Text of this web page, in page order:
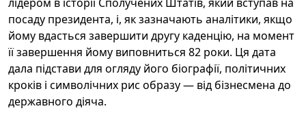
посаду президента, і, як зазначають аналітики, якщо
йому вдасться завершити другу каденцію, на момент
її завершення йому виповниться 82 роки. Ця дата
дала підстави для огляду його біографії, політичних
кроків і символічних рис образу — від бізнесмена до
державного діяча.